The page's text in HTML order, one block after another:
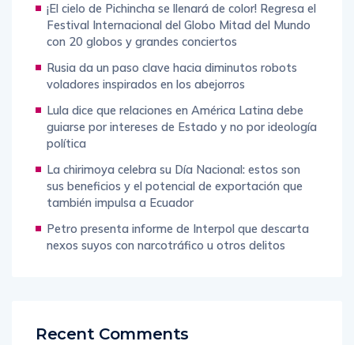
¡El cielo de Pichincha se llenará de color! Regresa el
Festival Internacional del Globo Mitad del Mundo
con 20 globos y grandes conciertos
Rusia da un paso clave hacia diminutos robots
voladores inspirados en los abejorros
Lula dice que relaciones en América Latina debe
guiarse por intereses de Estado y no por ideología
política
La chirimoya celebra su Día Nacional: estos son
sus beneficios y el potencial de exportación que
también impulsa a Ecuador
Petro presenta informe de Interpol que descarta
nexos suyos con narcotráfico u otros delitos
Recent Comments